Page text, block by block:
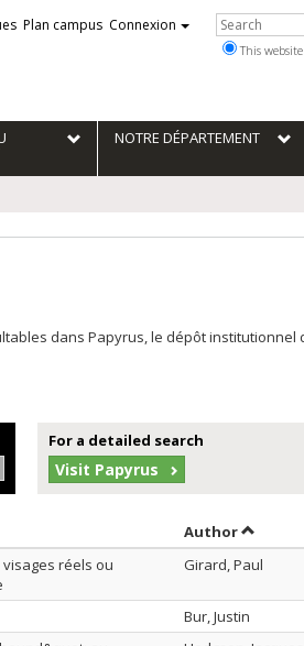
Plan campus Connexion
This website
NOTRE DÉPARTEMENT
dans Papyrus, le dépôt institutionnel
For a detailed search
Visit Papyrus
AuthorSort by
réels ou
Girard, Paul
Bur, Justin